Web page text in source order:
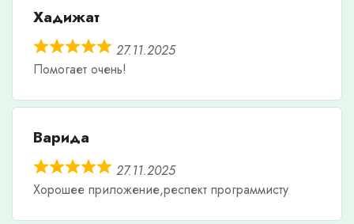
Хадижат
27.11.2025
Помогает очень!
Варида
27.11.2025
Хорошее приложение,респект программисту